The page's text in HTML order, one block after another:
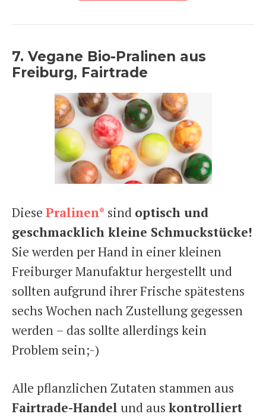
7. Vegane Bio-Pralinen aus
Freiburg, Fairtrade
Diese Pralinen* sind optisch und
geschmacklich kleine Schmuckstücke!
Sie werden per Hand in einer kleinen
Freiburger Manufaktur hergestellt und
sollten aufgrund ihrer Frische spätestens
sechs Wochen nach Zustellung gegessen
werden – das sollte allerdings kein
Problem sein;-)
Alle pflanzlichen Zutaten stammen aus
Fairtrade-Handel und aus kontrolliert